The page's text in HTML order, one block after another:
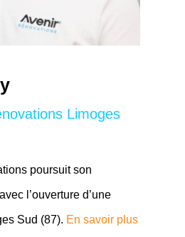
Limoges
poursuit son
l’ouverture d’une
Sud (87). En savoir plus